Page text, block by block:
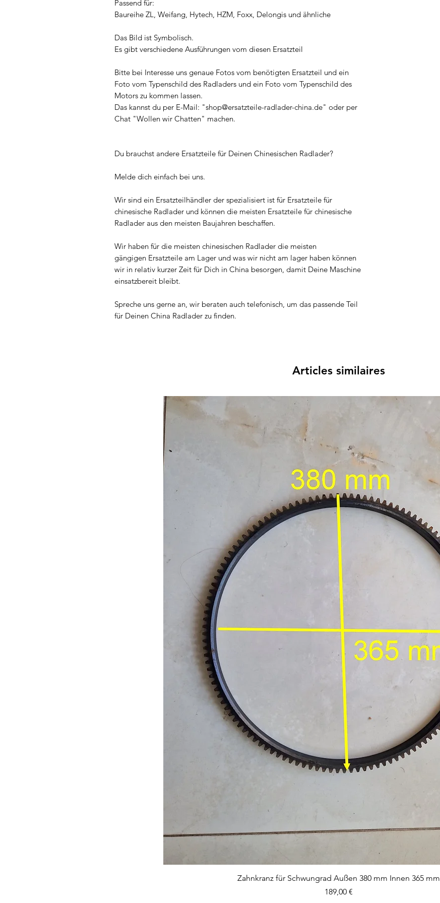
Passend für:
Baureihe ZL, Weifang, Hytech, HZM, Foxx, Delongis und ähnliche
Das Bild ist Symbolisch.
Es gibt verschiedene Ausführungen vom diesen Ersatzteil
Bitte bei Interesse uns genaue Fotos vom benötigten Ersatzteil und ein
Foto vom Typenschild des Radladers und ein Foto vom Typenschild des
Motors zu kommen lassen.
Das kannst du per E-Mail: "shop@ersatzteile-radlader-china.de" oder per
Chat "Wollen wir Chatten" machen.
Du brauchst andere Ersatzteile für Deinen Chinesischen Radlader?
Melde dich einfach bei uns.
Wir sind ein Ersatzteilhändler der spezialisiert ist für Ersatzteile für
chinesische Radlader und können die meisten Ersatzteile für chinesische
Radlader aus den meisten Baujahren beschaffen.
Wir haben für die meisten chinesischen Radlader die meisten
gängigen Ersatzteile am Lager und was wir nicht am lager haben können
wir in relativ kurzer Zeit für Dich in China besorgen, damit Deine Maschine
einsatzbereit bleibt.
Spreche uns gerne an, wir beraten auch telefonisch, um das passende Teil
für Deinen China Radlader zu finden.
Articles similaires
Aperçu rapide
Zahnkranz für Schwungrad Außen 380 mm Innen 365 mm
Prix
189,00 €